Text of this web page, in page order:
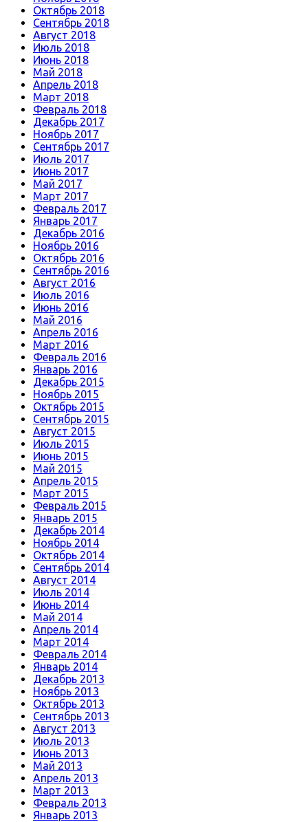
Октябрь 2018
Сентябрь 2018
Август 2018
Июль 2018
Июнь 2018
Май 2018
Апрель 2018
Март 2018
Февраль 2018
Декабрь 2017
Ноябрь 2017
Сентябрь 2017
Июль 2017
Июнь 2017
Май 2017
Март 2017
Февраль 2017
Январь 2017
Декабрь 2016
Ноябрь 2016
Октябрь 2016
Сентябрь 2016
Август 2016
Июль 2016
Июнь 2016
Май 2016
Апрель 2016
Март 2016
Февраль 2016
Январь 2016
Декабрь 2015
Ноябрь 2015
Октябрь 2015
Сентябрь 2015
Август 2015
Июль 2015
Июнь 2015
Май 2015
Апрель 2015
Март 2015
Февраль 2015
Январь 2015
Декабрь 2014
Ноябрь 2014
Октябрь 2014
Сентябрь 2014
Август 2014
Июль 2014
Июнь 2014
Май 2014
Апрель 2014
Март 2014
Февраль 2014
Январь 2014
Декабрь 2013
Ноябрь 2013
Октябрь 2013
Сентябрь 2013
Август 2013
Июль 2013
Июнь 2013
Май 2013
Апрель 2013
Март 2013
Февраль 2013
Январь 2013